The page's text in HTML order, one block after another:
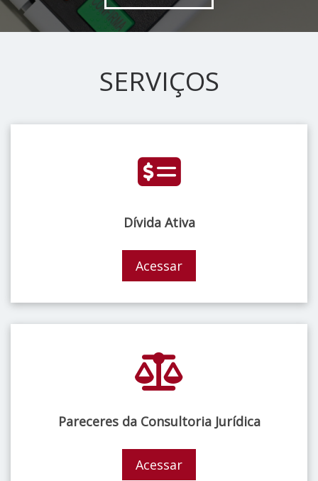
SERVIÇOS
Dívida Ativa
Acessar
Pareceres da Consultoria Jurídica
Acessar